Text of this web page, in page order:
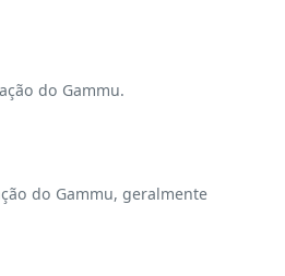
do Gammu.
do Gammu, geralmente